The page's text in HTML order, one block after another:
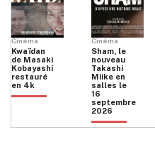
Cinéma
Kwaïdan
de Masaki
Kobayashi
restauré
en 4k
Cinéma
Sham, le
nouveau
Takashi
Miike en
salles le
16
septembre
2026